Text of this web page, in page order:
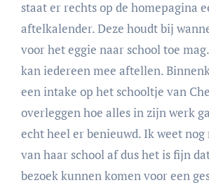
staat er rechts op de homepagina
aftelkalender. Deze houdt bij
voor het eggie naar school toe
kan iedereen mee aftellen.
een intake op het schooltje van
overleggen hoe alles in zijn werk
echt heel er benieuwd. Ik weet
van haar school af dus het is fijn
bezoek kunnen komen voor een